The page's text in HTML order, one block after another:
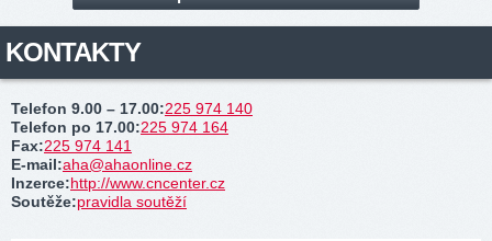
KONTAKTY
Telefon 9.00 – 17.00:225 974 140
Telefon po 17.00:225 974 164
Fax:225 974 141
E-mail:aha@ahaonline.cz
Inzerce:http://www.cncenter.cz
Soutěže:pravidla soutěží